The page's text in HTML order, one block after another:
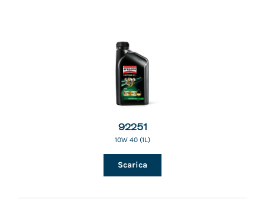
92251
10W 40 (1L)
Scarica